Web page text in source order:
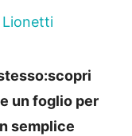
Lionetti
un foglio per
semplice